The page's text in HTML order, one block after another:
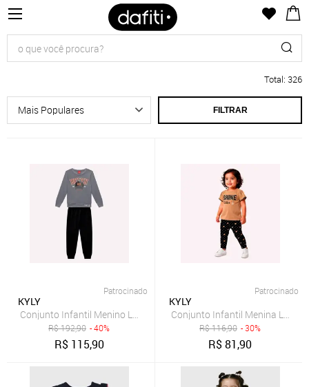
Total: 326
FILTRAR
Patrocinado
KYLY
Conjunto Infantil Menino Lettering Kyly
R$192,90 - 40%
R$ 115,90
Patrocinado
KYLY
Conjunto Infantil Menina
R$116,90 - 30%
R$81,90